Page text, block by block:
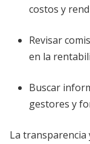
costos y
Revisar
en la
Buscar
gestores y
La transparencia